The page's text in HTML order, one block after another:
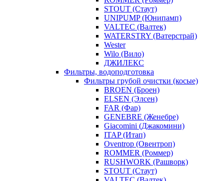
STOUT (Стаут)
UNIPUMP (Юнипамп)
VALTEC (Валтек)
WATERSTRY (Ватерстрай)
Wester
Wilo (Вило)
ДЖИЛЕКС
Фильтры, водоподготовка
Фильтры грубой очистки (косые)
BROEN (Броен)
ELSEN (Элсен)
FAR (Фар)
GENEBRE (Женебре)
Giacomini (Джакомини)
ITAP (Итап)
Oventrop (Овентроп)
ROMMER (Роммер)
RUSHWORK (Рашворк)
STOUT (Стаут)